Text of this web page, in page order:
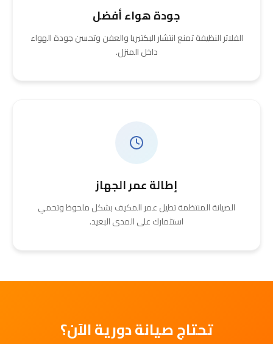
جودة هواء أفضل
الفلاتر النظيفة تمنع انتشار البكتيريا والعفن وتحسن جودة الهواء
داخل المنزل.
إطالة عمر الجهاز
الصيانة المنتظمة تطيل عمر المكيف بشكل ملحوظ وتحمي
استثمارك على المدى البعيد.
تحتاج صيانة دورية الآن؟